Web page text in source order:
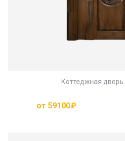
Коттеджная дверь
от 59100₽